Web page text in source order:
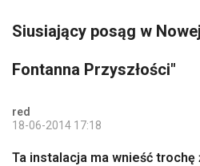
Siusiający posąg w
Fontanna Przyszłości"
red
18-06-2014 17:18
Ta instalacja ma wnieść trochę